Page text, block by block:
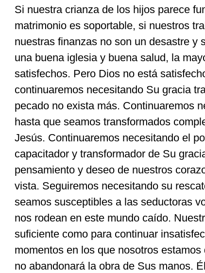
Si nuestra crianza de los hijos parece
matrimonio es soportable, si nuestros
nuestras finanzas no son un desastre y
una buena iglesia y buena salud, la
satisfechos. Pero Dios no está
continuaremos necesitando Su gracia
pecado no exista más. Continuaremos
hasta que seamos transformados
Jesús. Continuaremos necesitando el
capacitador y transformador de Su
pensamiento y deseo de nuestros
vista. Seguiremos necesitando su
seamos susceptibles a las seductoras
nos rodean en este mundo caído.
suficiente como para continuar
momentos en los que nosotros
no abandonará la obra de Sus manos.